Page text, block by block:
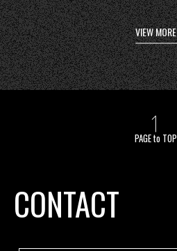
VIEW MORE
PAGE to TOP
CONTACT